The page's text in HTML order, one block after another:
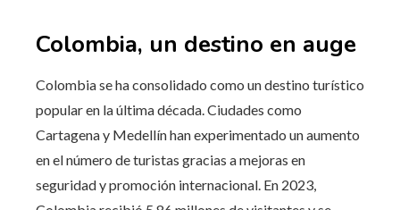
Colombia, un destino en auge
Colombia se ha consolidado como un destino turístico
popular en la última década. Ciudades como
Cartagena y Medellín han experimentado un aumento
en el número de turistas gracias a mejoras en
seguridad y promoción internacional. En 2023,